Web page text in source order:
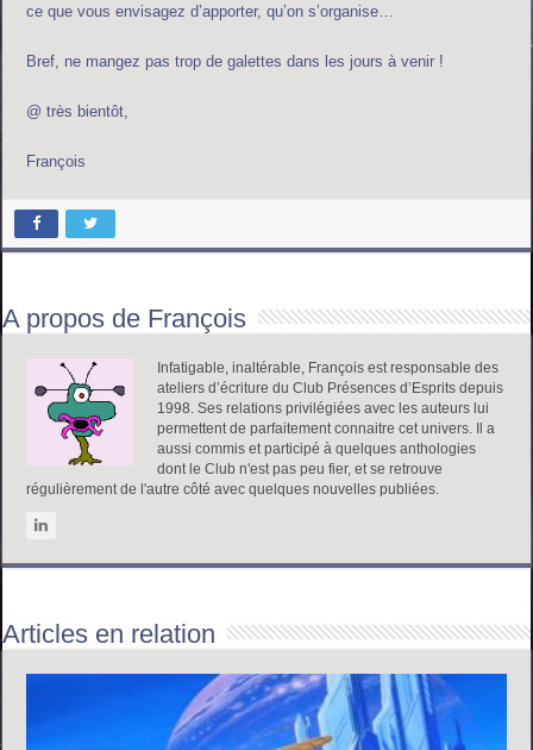
ce que vous envisagez d’apporter, qu’on s’organise…
Bref, ne mangez pas trop de galettes dans les jours à venir !
@ très bientôt,
François
A propos de François
Infatigable, inaltérable, François est responsable des
ateliers d’écriture du Club Présences d’Esprits depuis
1998. Ses relations privilégiées avec les auteurs lui
permettent de parfaitement connaitre cet univers. Il a
aussi commis et participé à quelques anthologies
dont le Club n'est pas peu fier, et se retrouve
régulièrement de l'autre côté avec quelques nouvelles publiées.
Articles en relation